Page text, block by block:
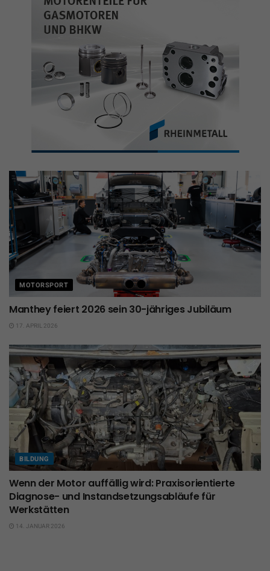
MOTORSPORT
Manthey feiert 2026 sein 30-jähriges Jubiläum
17. APRIL 2026
BILDUNG
Wenn der Motor auffällig wird: Praxisorientierte
Diagnose- und Instandsetzungsabläufe für
Werkstätten
14. JANUAR 2026